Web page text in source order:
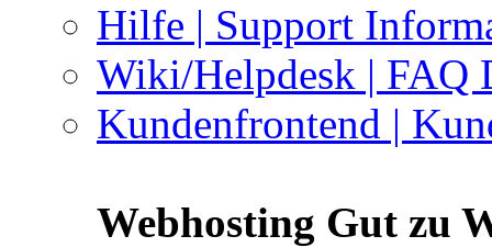
Hilfe | Support
Wiki/Helpdesk | FAQ
Kundenfrontend |
Webhosting Gut zu